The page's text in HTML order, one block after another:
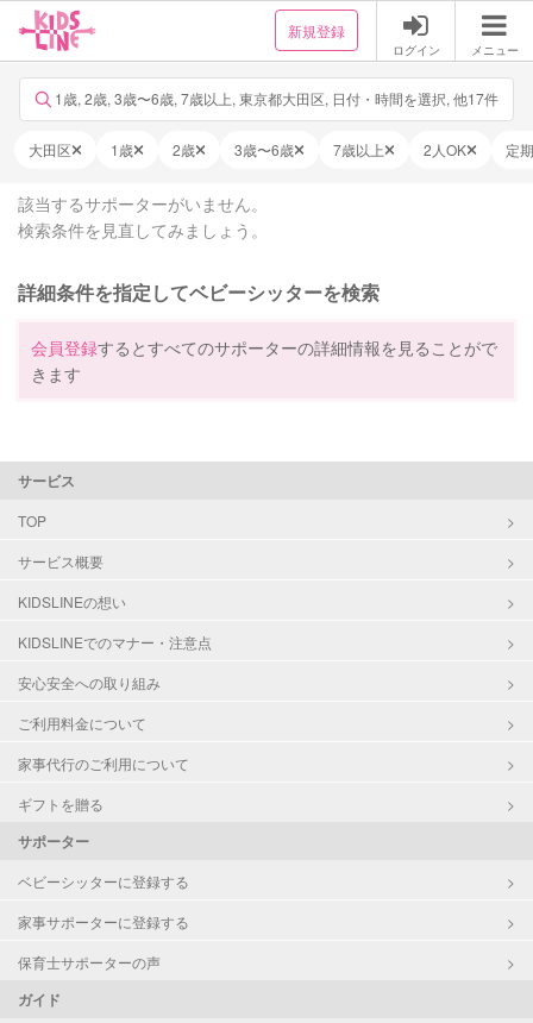
新規登録
ログイン メニュー
1歳, 2歳, 3歳〜6歳, 7歳以上, 東京都大田区, 日付・時間を選択, 他17件
大田区 1歳 2歳 3歳〜6歳 7歳以上 2人OK 定
該当するサポーターがいません。
検索条件を見直してみましょう。
詳細条件を指定してベビーシッターを検索
会員登録するとすべてのサポーターの詳細情報を見ることがで
きます
サービス
TOP
サービス概要
KIDSLINEの想い
KIDSLINEでのマナー・注意点
安心安全への取り組み
ご利用料金について
家事代行のご利用について
ギフトを贈る
サポーター
ベビーシッターに登録する
家事サポーターに登録する
保育士サポーターの声
ガイド